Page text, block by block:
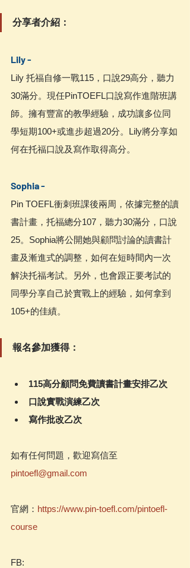
分享者介紹：
Lily -
Lily 托福自修一戰115，口說29高分，聽力
30滿分。現任PinTOEFL口說寫作進階班講
師。擁有豐富的教學經驗，成功讓多位同
學短期100+或進步超過20分。Lily將分享如
何在托福口說及寫作取得高分。
Sophia -
Pin TOEFL衝刺班課後兩周，依據完整的讀
書計畫，托福總分107，聽力30滿分，口說
25。Sophia將公開她與顧問討論的讀書計
畫及漸進式的調整，如何在短時間內一次
解決托福考試。另外，也會跟正要考試的
同學分享自己於實戰上的經驗，如何拿到
105+的佳績。
報名參加獲得：
115高分顧問免費讀書計畫安排乙次
口說實戰演練乙次
寫作批改乙次
如有任何問題，歡迎寫信至
pintoefl@gmail.com
官網： https://www.pin-toefl.com/pintoefl-
course
FB: